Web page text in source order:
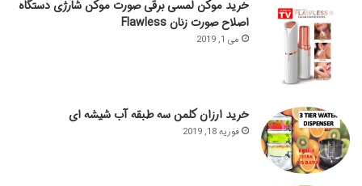
خرید موکن لمسی برقی صورت موکن شارژی دستگاه
اصلاح صورت زنان Flawless
می 1, 2019
خرید ارزان کلمن سه طبقه آب شیشه ای
فوریه 18, 2019